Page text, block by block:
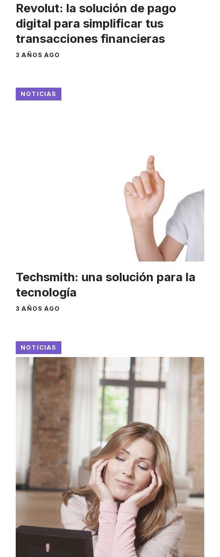
Revolut: la solución de pago
digital para simplificar tus
transacciones financieras
3 AÑOS AGO
NOTICIAS
Techsmith: una solución para la
tecnología
3 AÑOS AGO
NOTICIAS